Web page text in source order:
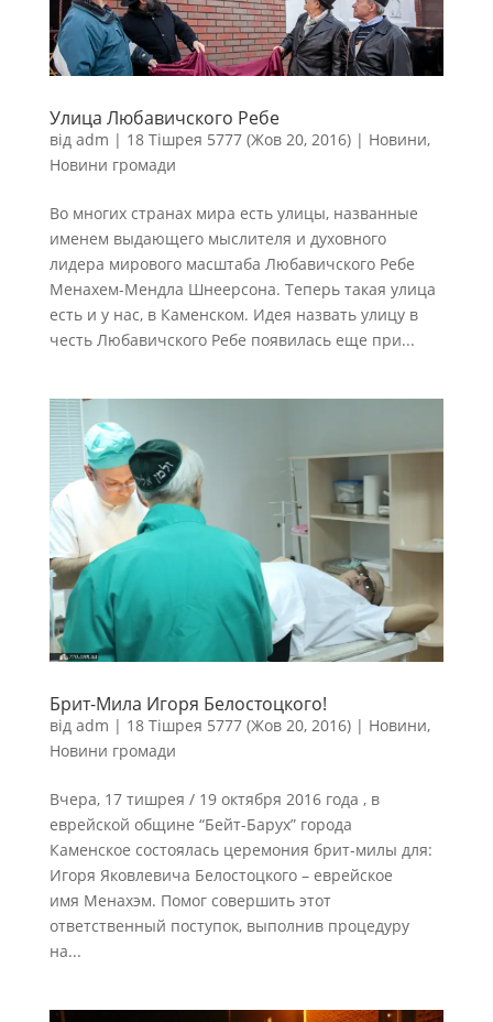
Улица Любавичского Ребе
від adm | 18 Тішрея 5777 (Жов 20, 2016)| Новини,
Новини громади
Во многих странах мира есть улицы, названные
именем выдающего мыслителя и духовного
лидера мирового масштаба Любавичского Ребе
Менахем-Мендла Шнеерсона. Теперь такая улица
есть и у нас, в Каменском. Идея назвать улицу в
честь Любавичского Ребе появилась еще при...
Брит-Мила Игоря Белостоцкого!
від adm | 18 Тішрея 5777 (Жов 20, 2016)| Новини,
Новини громади
Вчера, 17 тишрея / 19 октября 2016 года , в
еврейской общине “Бейт-Барух” города
Каменское состоялась церемония брит-милы для:
Игоря Яковлевича Белостоцкого – еврейское
имя Менахэм. Помог совершить этот
ответственный поступок, выполнив процедуру
на...